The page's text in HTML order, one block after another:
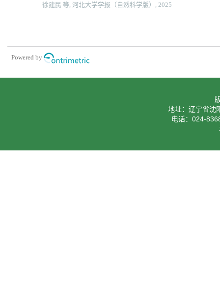
徐建民 等, 河北大学学报（自然科学版）, 2025
Powered by
地址：辽宁省沈
电话：024-